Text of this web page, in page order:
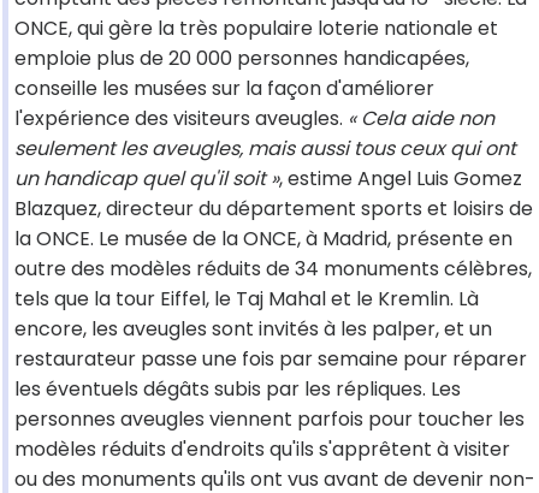
ONCE, qui gère la très populaire loterie nationale et
emploie plus de 20 000 personnes handicapées,
conseille les musées sur la façon d'améliorer
l'expérience des visiteurs aveugles. « Cela aide non
seulement les aveugles, mais aussi tous ceux qui ont
un handicap quel qu'il soit », estime Angel Luis Gomez
Blazquez, directeur du département sports et loisirs de
la ONCE. Le musée de la ONCE, à Madrid, présente en
outre des modèles réduits de 34 monuments célèbres,
tels que la tour Eiffel, le Taj Mahal et le Kremlin. Là
encore, les aveugles sont invités à les palper, et un
restaurateur passe une fois par semaine pour réparer
les éventuels dégâts subis par les répliques. Les
personnes aveugles viennent parfois pour toucher les
modèles réduits d'endroits qu'ils s'apprêtent à visiter
ou des monuments qu'ils ont vus avant de devenir non-